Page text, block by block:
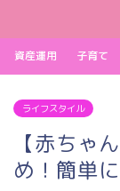
資産運用 子育て
ライフスタイル
【赤ちゃ
め！簡単